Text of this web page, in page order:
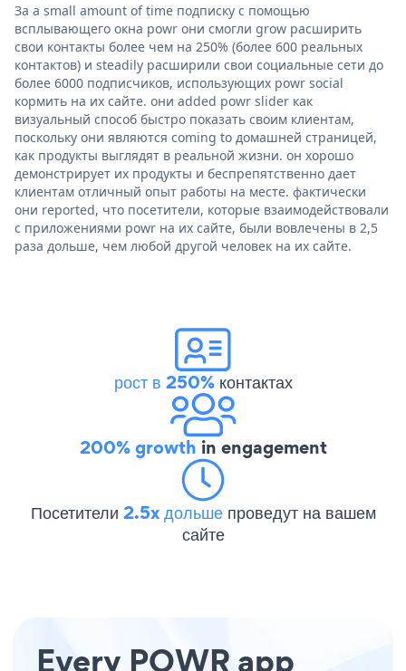
За a small amount of time подписку с помощью
всплывающего окна powr они смогли grow расширить
свои контакты более чем на 250% (более 600 реальных
контактов) и steadily расширили свои социальные сети до
более 6000 подписчиков, использующих powr social
кормить на их сайте. они added powr slider как
визуальный способ быстро показать своим клиентам,
поскольку они являются coming to домашней страницей,
как продукты выглядят в реальной жизни. он хорошо
демонстрирует их продукты и беспрепятственно дает
клиентам отличный опыт работы на месте. фактически
они reported, что посетители, которые взаимодействовали
с приложениями powr на их сайте, были вовлечены в 2,5
раза дольше, чем любой другой человек на их сайте.
рост в 250%контактах
200% growth in engagement
Посетители 2.5x дольше проведут на вашем
сайте
Every POWR app